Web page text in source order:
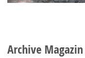
Archive Magazin